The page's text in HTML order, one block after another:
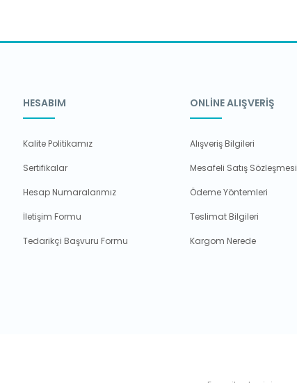
HESABIM
Kalite Politikamız
Sertifikalar
Hesap Numaralarımız
İletişim Formu
Tedarikçi Başvuru Formu
ONLİNE ALIŞVERİŞ
Alışveriş Bilgileri
Mesafeli Satış Sözleşmesi
Ödeme Yöntemleri
Teslimat Bilgileri
Kargom Nerede